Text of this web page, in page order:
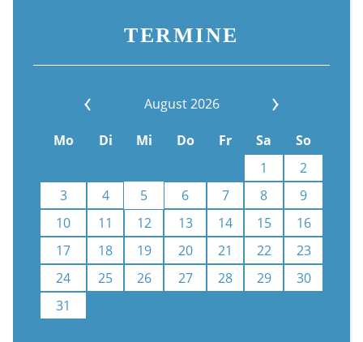
TERMINE
August 2026
Mo Di Mi Do Fr Sa
So
1
2
3
4 5 6 7 8
9
10
11 12 13 14 15
16
17
18 19 20 21 22
23
24
25 26 27 28 29
30
31